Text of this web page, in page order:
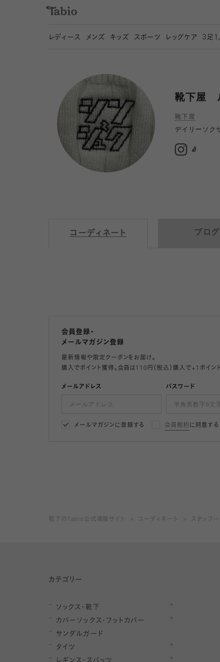
レディース メンズ キッズ スポーツ レッグケア 3 足
靴下屋
靴下屋
デイリーソク
🧦
コーディネート ブログ
会員登録・
メールマガジン登録
最新情報や限定クーポンをお届け。
購入でポイント獲得。会員は110円（税込）購入で+1ポイン
メールアドレス パスワード
メールマガジンに登録する 会員規約 に同意する
靴下のTabio公式通販サイト コーディネート スタッフ
カテゴリー
ソックス・靴下
カバーソックス・フットカバー
サンダルガード
タイツ